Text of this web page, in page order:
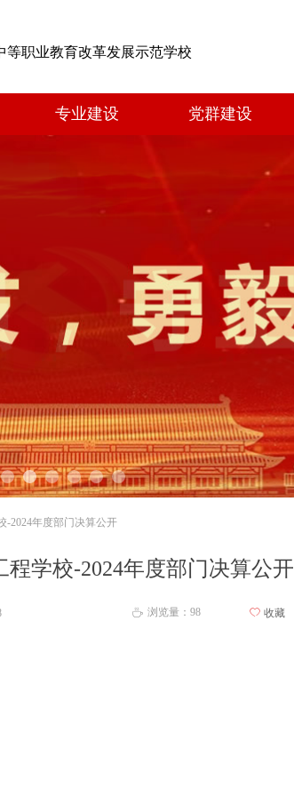
等职业教育改革发展示范学校
专业建设 党群建设
程学校-2024年度部门决算公开
-2024年度部门决算公开
ꄘ 浏览量： 98 ꄀ 收藏